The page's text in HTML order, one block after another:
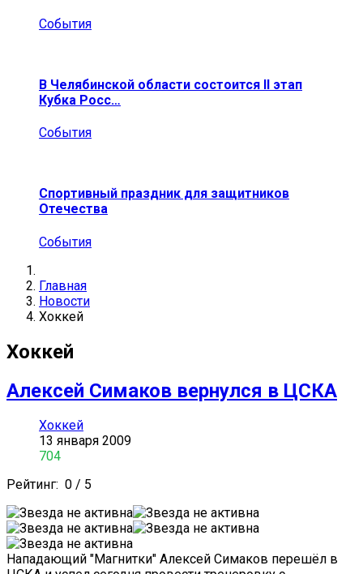
События
В Челябинской области состоится II этап
Кубка Росс…
События
Спортивный праздник для защитников
Отечества
События
Главная
Новости
Хоккей
Хоккей
Алексей Симаков вернулся в ЦСКА
Хоккей
13 января 2009
704
Рейтинг: 0 / 5
Нападающий "Магнитки" Алексей Симаков перешёл в